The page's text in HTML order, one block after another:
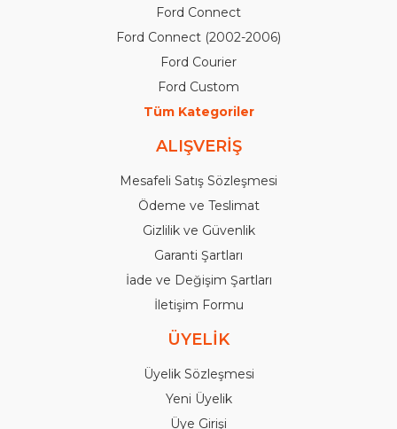
Ford Connect
Ford Connect (2002-2006)
Ford Courier
Ford Custom
Tüm Kategoriler
ALIŞVERİŞ
Mesafeli Satış Sözleşmesi
Ödeme ve Teslimat
Gizlilik ve Güvenlik
Garanti Şartları
İade ve Değişim Şartları
İletişim Formu
ÜYELİK
Üyelik Sözleşmesi
Yeni Üyelik
Üye Girişi